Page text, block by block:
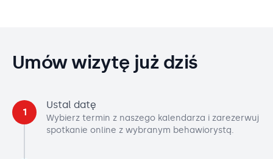
Umów wizytę już dziś
1
Ustal datę
Wybierz termin z naszego kalendarza i zarezerwuj
spotkanie online z wybranym behawiorystą.